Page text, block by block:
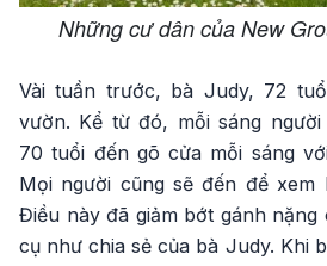
Những cư dân của New
Vài tuần trước, bà Judy, 72
vườn. Kể từ đó, mỗi sáng
70 tuổi đến gõ cửa mỗi sáng
Mọi người cũng sẽ đến để xem
Điều này đã giảm bớt gánh nặng
cụ như chia sẻ của bà Judy. Khi